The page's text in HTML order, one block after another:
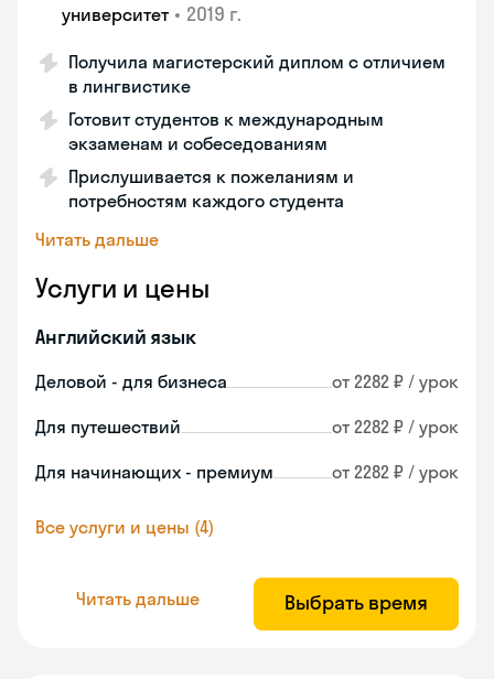
университет • 2019 г.
Получила магистерский диплом с отличием
в лингвистике
Готовит студентов к международным
экзаменам и собеседованиям
Прислушивается к пожеланиям и
потребностям каждого студента
Читать дальше
Услуги и цены
Английский язык
Деловой - для бизнеса от 2282 ₽ / урок
Для путешествий от 2282 ₽ / урок
Для начинающих - премиум от 2282 ₽ / урок
Все услуги и цены (4)
Читать дальше Выбрать время